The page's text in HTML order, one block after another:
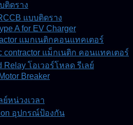
ติดราง
แบบติดราง
A for EV Charger
แมกเนติกคอนแทคเตอร์
contractor แม็กเนติก คอนแทคเตอร์
Relay โอเวอร์โหลด รีเลย์
Breaker
ย์หน่วงเวลา
อุปกรณ์ป้องกัน